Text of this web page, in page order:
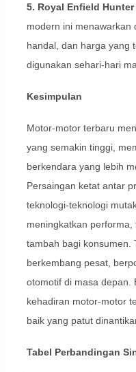
5. Royal Enfield Hunter
modern ini menawarkan
handal, dan harga yang
digunakan sehari-hari
Kesimpulan
Motor-motor terbaru
yang semakin tinggi,
berkendara yang lebih
Persaingan ketat antar
teknologi-teknologi
meningkatkan
tambah bagi konsumen.
berkembang pesat,
otomotif di masa depan.
kehadiran motor-motor
baik yang patut
Tabel Perbandingan